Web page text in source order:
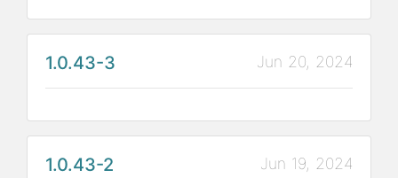
1.0.43-3 Jun 20, 2024
1.0.43-2 Jun 19, 2024